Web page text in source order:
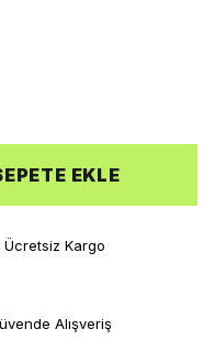
EKLE
Kargo
Alışveriş